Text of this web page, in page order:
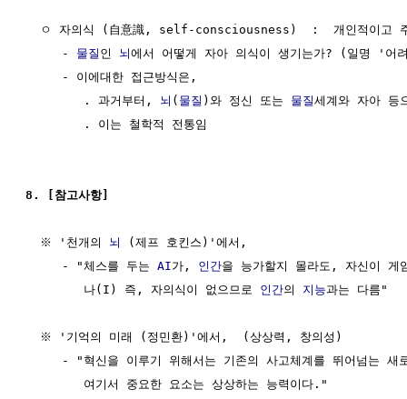
ㅇ 자의식 (自意識, self-consciousness)  :  개인적이고
     -
물질 인 뇌에서 어떻게 자아 의식이 생기는가? (일명 '어
     - 이에대한 접근방식은,
        . 과거부터,
뇌 ( 물질 )와 정신 또는 물질세계와 자아 등
        . 이는 철학적 전통임
8. [참고사항]
  ※ '천개의
뇌
(제프 호킨스)'에서,
     - "체스를 두는
AI가, 인간을 능가할지 몰라도, 자신이
        나(I) 즉, 자의식이 없으므로
인간의 지능과는 다름"
  ※ '기억의 미래 (정민환)'에서,  (상상력, 창의성)
- "혁신을 이루기 위해서는 기존의 사고체계를 뛰어넘는 새
        여기서 중요한 요소는 상상하는 능력이다."